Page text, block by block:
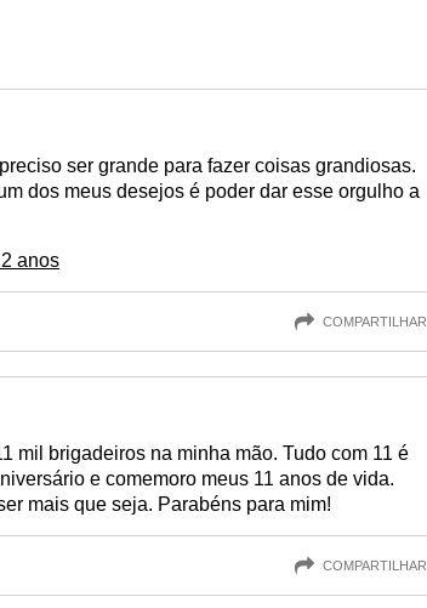
ser grande para fazer coisas grandiosas.
dos meus desejos é poder dar esse orgulho a
anos
COMPARTILHAR
mil brigadeiros na minha mão. Tudo com 11 é
e comemoro meus 11 anos de vida.
mais que seja. Parabéns para mim!
COMPARTILHAR